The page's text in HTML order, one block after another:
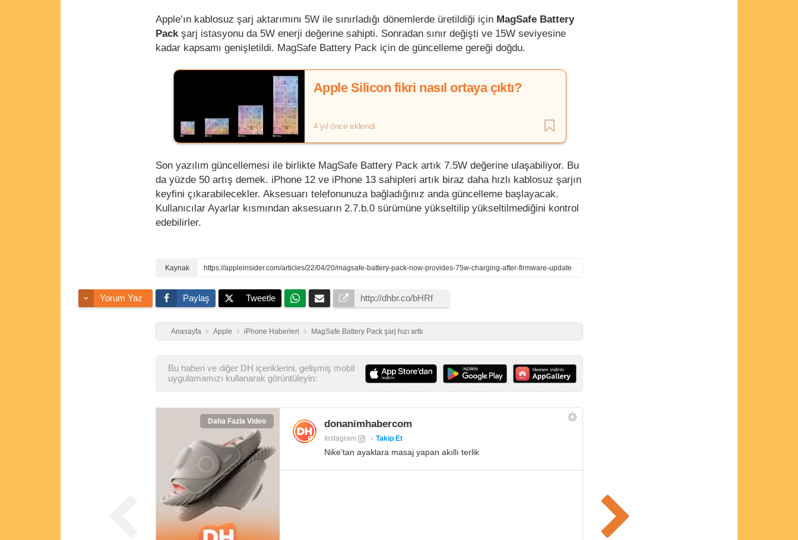
Apple’ın kablosuz şarj aktarımını 5W ile sınırladığı dönemlerde üretildiği için MagSafe Battery
Packşarj istasyonu da 5W enerji değerine sahipti. Sonradan sınır değişti ve 15W seviyesine
kadar kapsamı genişletildi. MagSafe Battery Pack için de güncelleme gereği doğdu.
Apple Silicon fikri nasıl ortaya çıktı?
4 yıl önce eklendi
Son yazılım güncellemesi ile birlikte MagSafe Battery Pack artık 7.5W değerine ulaşabiliyor. Bu
da yüzde 50 artış demek. iPhone 12 ve iPhone 13 sahipleri artık biraz daha hızlı kablosuz şarjın
keyfini çıkarabilecekler. Aksesuarı telefonunuza bağladığınız anda güncelleme başlayacak.
Kullanıcılar Ayarlar kısmından aksesuarın 2.7.b.0 sürümüne yükseltilip yükseltilmediğini kontrol
edebilirler.
https://appleinsider.com/articles/22/04/20/magsafe-battery-pack-now-provides-75w-charging-after-firmware-update
Yorum Yaz Paylaş Tweetle
Anasayfa Apple iPhone Haberleri MagSafe Battery Pack şarj hızı arttı
Bu haberi ve diğer DH içeriklerini, gelişmiş mobil
uygulamamızı kullanarak görüntüleyin:
Daha Fazla Video donanimhabercom
Instagram Takip Et
Nike'tan ayaklara masaj yapan akıllı terlik